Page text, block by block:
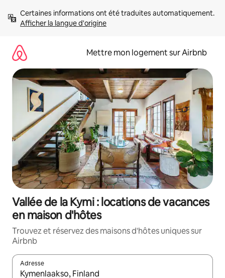
directement
Afficher la langue d'origine
Mettre mon logement sur Airbnb
Vallée de la Kymi : locations de vacances
en maison d'hôtes
Trouvez et réservez des maisons d'hôtes uniques sur
Airbnb
Adresse
Lorsque les résultats s'affichent, utilisez les flèches vers le